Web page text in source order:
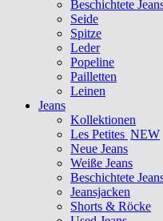
Beschichtete
Seide
Spitze
Leder
Popeline
Pailletten
Leinen
Jeans
Kollektionen
Les Petites NEW
Neue Jeans
Weiße Jeans
Beschichtete
Jeansjacken
Shorts & Röcke